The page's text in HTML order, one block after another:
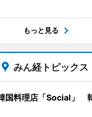
もっと見る
みん経トピックス
国料理店「Social」